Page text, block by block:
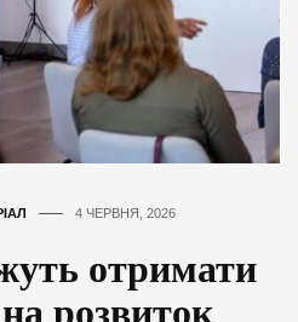
4 ЧЕРВНЯ, 2026
отримати
розвиток